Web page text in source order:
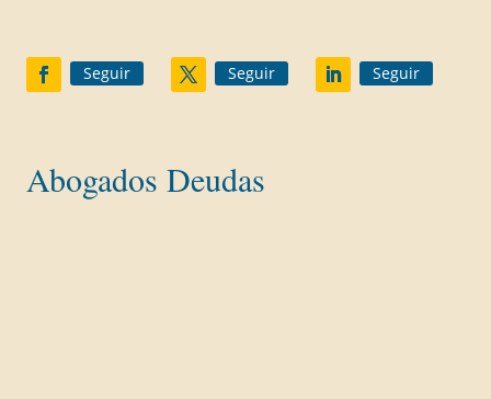
Seguir Seguir Seguir
Abogados Deudas